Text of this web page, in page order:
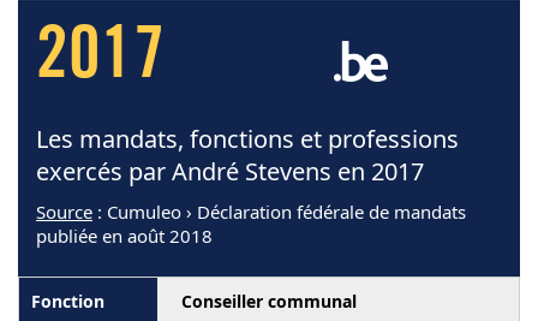
2017
Les mandats, fonctions et professions
exercés par André Stevens en 2017
Source : Cumuleo › Déclaration fédérale de mandats
publiée en août 2018
Conseiller communal